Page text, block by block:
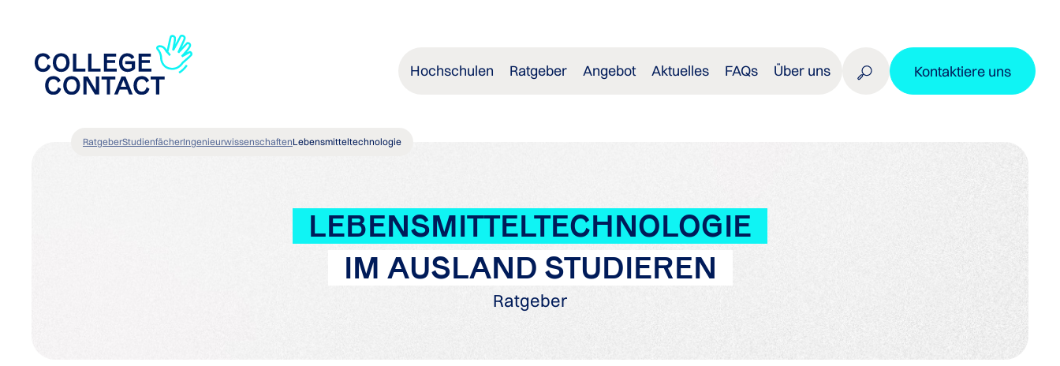
Hochschulen Ratgeber Angebot Aktuelles FAQs Über uns Kontaktiere uns
RatgeberStudienfächerIngenieurwissenschaftenLebensmitteltechnologie
LEBENSMITTELTECHNOLOGIE
IM AUSLAND STUDIEREN
Ratgeber